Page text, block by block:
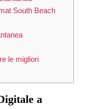
South Beach
le migliori
a